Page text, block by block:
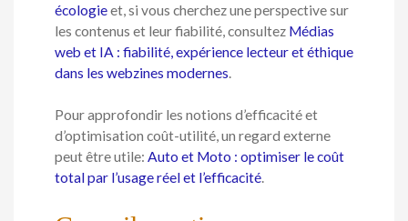
écologieet, si vous cherchez une perspective sur
les contenus et leur fiabilité, consultez Médias
web et IA : fiabilité, expérience lecteur et éthique
dans les webzines modernes.
Pour approfondir les notions d’efficacité et
d’optimisation coût-utilité, un regard externe
peut être utile: Auto et Moto : optimiser le coût
total par l’usage réel et l’efficacité.